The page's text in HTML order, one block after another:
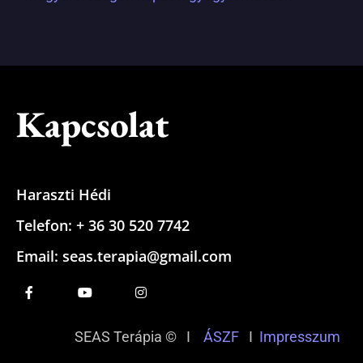
Kapcsolat
Haraszti Hédi
Telefon: + 36 30 520 7742
Email: seas.terapia@gmail.com
SEAS Terápia © I ÁSZF I Impresszum